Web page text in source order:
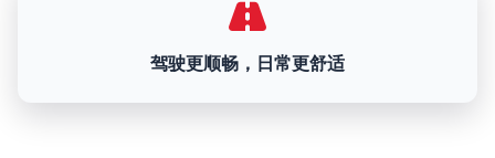
驾驶更顺畅，日常更舒适